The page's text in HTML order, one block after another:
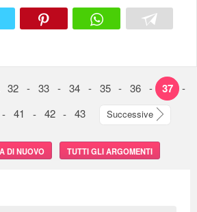
32 - 33 - 34 - 35 - 36 - 37
-
- 41 - 42 - 43 Successive
DI NUOVO TUTTI GLI ARGOMENTI